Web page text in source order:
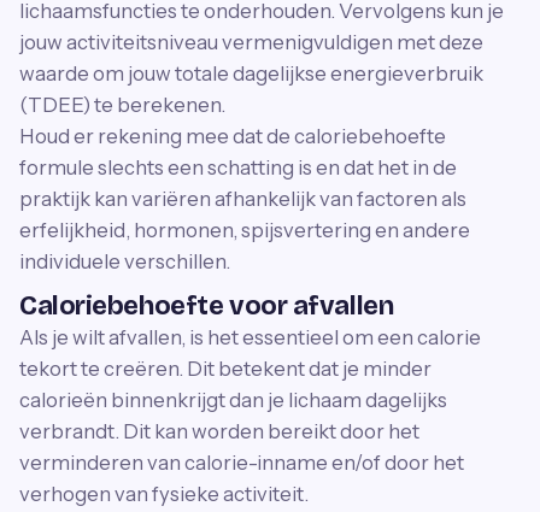
lichaamsfuncties te onderhouden. Vervolgens kun je
jouw activiteitsniveau vermenigvuldigen met deze
waarde om jouw totale dagelijkse energieverbruik
(TDEE) te berekenen.
Houd er rekening mee dat de caloriebehoefte
formule slechts een schatting is en dat het in de
praktijk kan variëren afhankelijk van factoren als
erfelijkheid, hormonen, spijsvertering en andere
individuele verschillen.
Caloriebehoefte voor afvallen
Als je wilt afvallen, is het essentieel om een ​​calorie
tekort te creëren. Dit betekent dat je minder
calorieën binnenkrijgt dan je lichaam dagelijks
verbrandt. Dit kan worden bereikt door het
verminderen van calorie-inname en/of door het
verhogen van fysieke activiteit.